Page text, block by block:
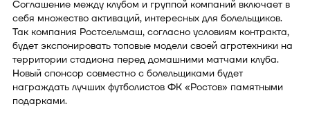
Соглашение между клубом и группой компаний включает в
себя множество активаций, интересных для болельщиков.
Так компания Ростсельмаш, согласно условиям контракта,
будет экспонировать топовые модели своей агротехники на
территории стадиона перед домашними матчами клуба.
Новый спонсор совместно с болельщиками будет
награждать лучших футболистов ФК «Ростов» памятными
подарками.